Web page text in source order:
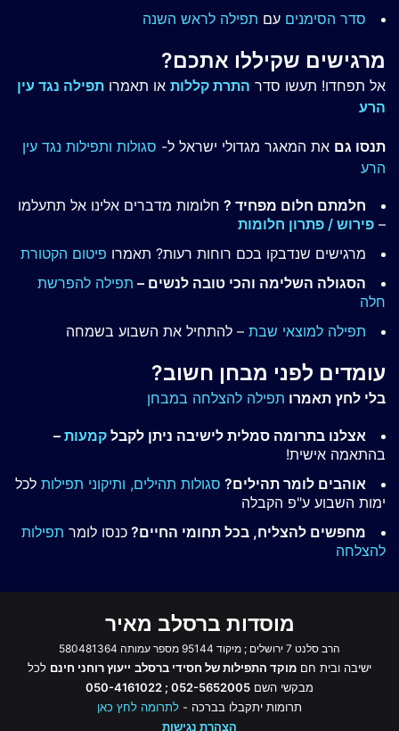
סדר הסימנים עם תפילה לראש השנה
מרגישים שקיללו אתכם?
אל תפחדו! תעשו סדר התרת קללות או תאמרו תפילה נגד עין
הרע
תנסו גם את המאגר מגדולי ישראל ל- סגולות ותפילות נגד עין
הרע
חלמתם חלום מפחיד ? חלומות מדברים אלינו אל תתעלמו
– פירוש / פתרון חלומות
מרגישים שנדבקו בכם רוחות רעות? תאמרו פיטום הקטורת
הסגולה השלימה והכי טובה לנשים – תפילה להפרשת
חלה
תפילה למוצאי שבת – להתחיל את השבוע בשמחה
עומדים לפני מבחן חשוב?
בלי לחץ תאמרו תפילה להצלחה במבחן
אצלנו בתרומה סמלית לישיבה ניתן לקבל קמעות –
בהתאמה אישית!
אוהבים לומר תהילים? סגולות תהילים, ותיקוני תפילות לכל
ימות השבוע ע"פ הקבלה
מחפשים להצליח, בכל תחומי החיים? כנסו לומר תפילות
להצלחה
מוסדות ברסלב מאיר
הרב סלנט 7 ירושלים ; מיקוד 95144 מספר עמותה 580481364
ישיבה ובית חם מוקד התפילות של חסידי ברסלב ייעוץ רוחני חינם לכל
מבקשי השם 052-5652005 ; 050-4161022
תרומות יתקבלו בברכה - לתרומה לחץ כאן
הצהרת נגישות